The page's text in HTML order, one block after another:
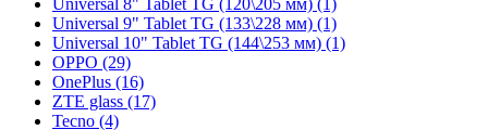
Universal 9" Tablet TG (133\228 мм) (1)
Universal 10" Tablet TG (144\253 мм) (1)
OPPO (29)
OnePlus (16)
ZTE glass (17)
Tecno (4)